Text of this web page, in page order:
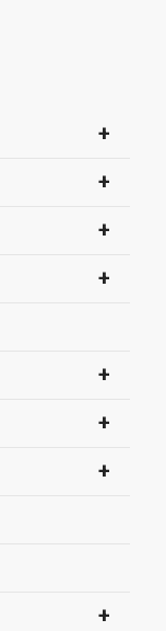
+
+
+
+
+
+
+
+